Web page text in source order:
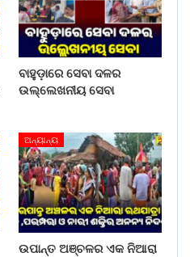
ବାହୁଡ଼ାରେ ସେବା ଦଳର
ଉଲ୍ଲେଖନୀୟ ସେବା
ଅନ୍ୟାନ୍ୟ
ଉପାନ୍ତ ଅଞ୍ଚଳର ଏକ ନିଆରା